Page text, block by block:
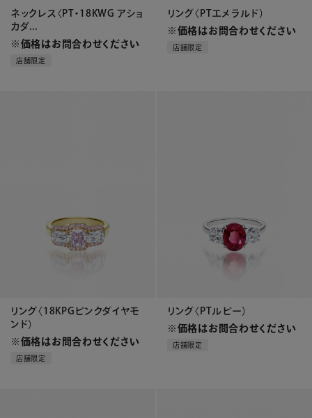
ネックレス〈PT・18KWG アショ
カダ...
※価格はお問合わせください
店舗限定
リング〈PTエメラルド）
※価格はお問合わせください
店舗限定
リング〈18KPGピンクダイヤモ
ンド）
※価格はお問合わせください
店舗限定
リング〈PTルビー）
※価格はお問合わせください
店舗限定